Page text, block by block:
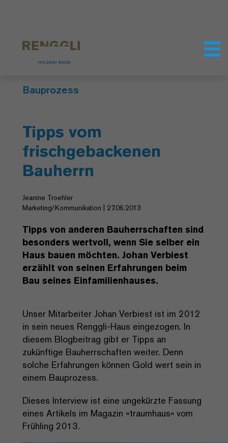
Bauprozess
Tipps vom
frischgebackenen
Bauherrn
Jeanine Troehler
Marketing/Kommunikation | 27.06.2013
Tipps von anderen Bauherrschaften sind
besonders wertvoll, wenn Sie selber ein
Haus bauen möchten. Johan Verbiest
erzählt von seinen Erfahrungen beim
Bau seines Einfamilienhauses.
Unser Mitarbeiter Johan Verbiest ist im 2012
in sein neues Renggli-Haus eingezogen. In
diesem Blogbeitrag gibt er Tipps an
zukünftige Bauherrschaften weiter. Denn
solche Erfahrungen können Gold wert sein in
einem Bauprozess.
Dieses Interview ist eine ungekürzte Fassung
eines Artikels im Magazin «traumhaus» vom
Frühling 2013.